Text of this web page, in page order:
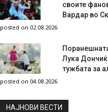
своите
Вардар во
posted on 02.08.2026
Лука
тужбата за
posted on 04.08.2026
НAЈНОВИ ВЕСТИ